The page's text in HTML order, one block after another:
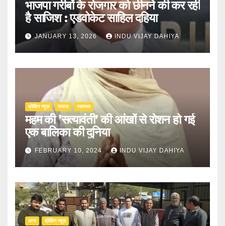
भाजपा गरीबों के रोजगार को छीनने की कर रही
है साजिश : एडवोकेट साहिल दहिया
JANUARY 13, 2026 INDU VIJAY DAHIYA
ब्रेकिंग न्यूज़ समाज स्वास्थ्य
महम की ’सत्यावंती’ की आंखों से रोशन हो गई
एक बालिका की दुनिया
FEBRUARY 10, 2024 INDU VIJAY DAHIYA
अन्य ब्रेकिंग न्यूज़